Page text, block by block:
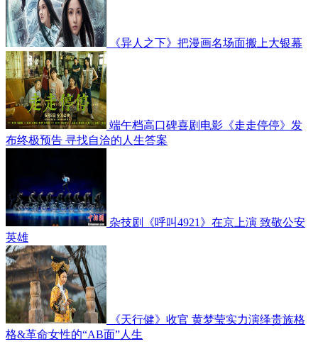
《异人之下》把漫画名场面搬上大银幕
端午档高口碑喜剧电影《走走停停》发
布终极预告 寻找自洽的人生答案
杂技剧《呼叫4921》在京上演 致敬公安
英雄
《天行健》收官 黄梦莹实力演绎贵族格
格&革命女性的“AB面”人生